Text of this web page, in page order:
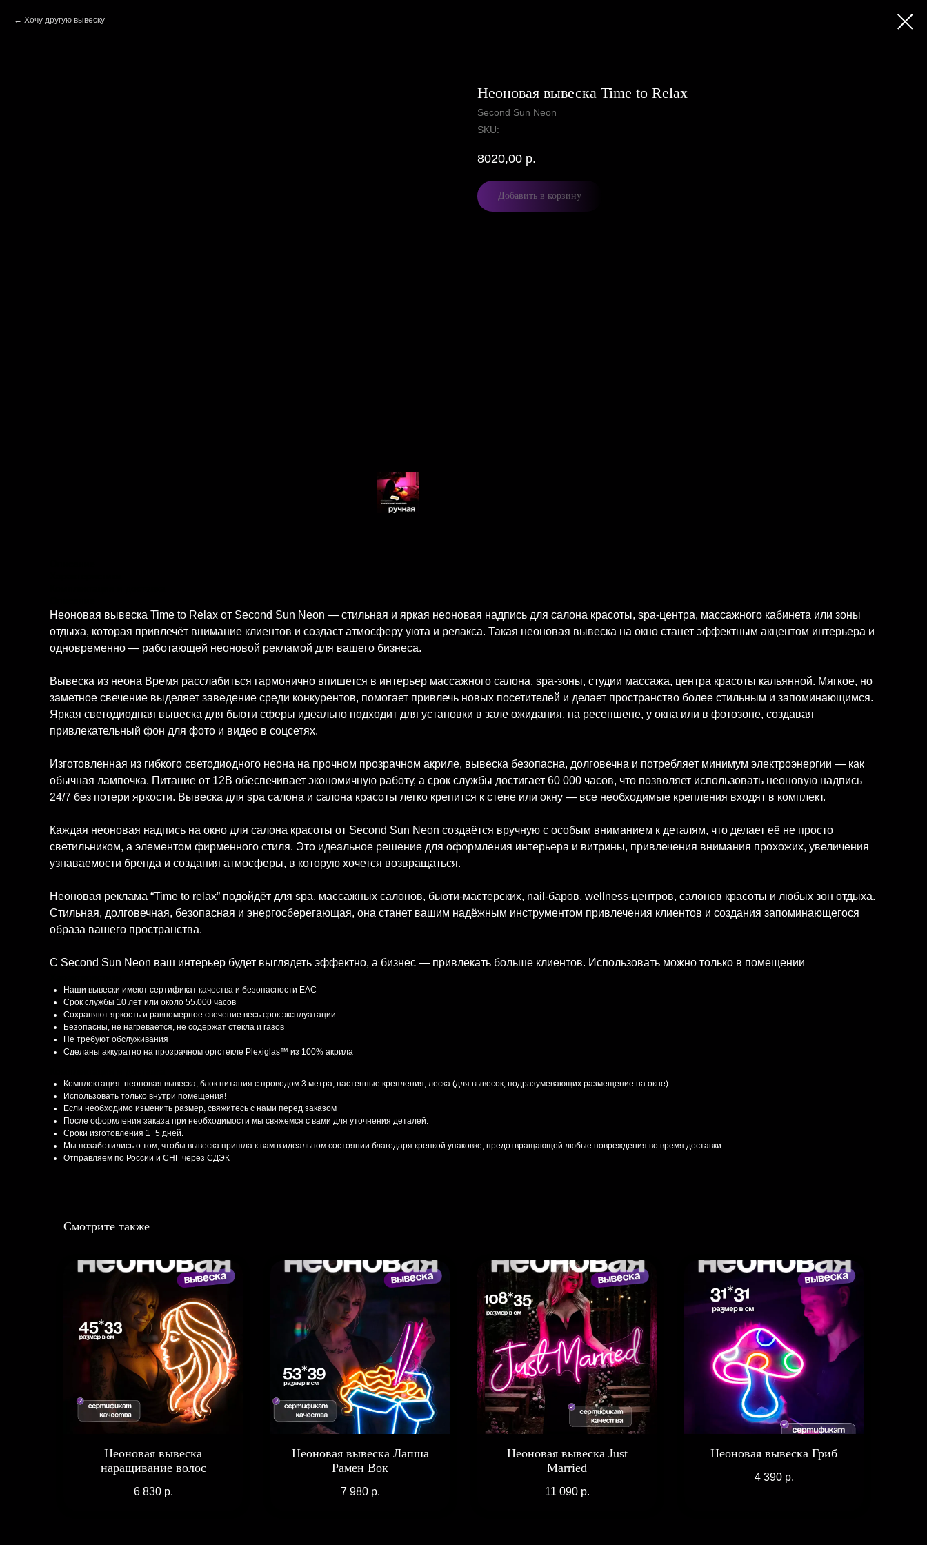
Хочу другую вывеску
Неоновая вывеска Time to Relax
Second Sun Neon
SKU:
8020,00 р.
Добавить в корзину
Неоновая вывеска Time to Relax от Second Sun Neon — стильная и яркая неоновая надпись для салона красоты, spa-центра, массажного кабинета или зоны
отдыха, которая привлечёт внимание клиентов и создаст атмосферу уюта и релакса. Такая неоновая вывеска на окно станет эффектным акцентом интерьера и
одновременно — работающей неоновой рекламой для вашего бизнеса.
Вывеска из неона Время расслабиться гармонично впишется в интерьер массажного салона, spa-зоны, студии массажа, центра красоты кальянной. Мягкое, но
заметное свечение выделяет заведение среди конкурентов, помогает привлечь новых посетителей и делает пространство более стильным и запоминающимся.
Яркая светодиодная вывеска для бьюти сферы идеально подходит для установки в зале ожидания, на ресепшене, у окна или в фотозоне, создавая
привлекательный фон для фото и видео в соцсетях.
Изготовленная из гибкого светодиодного неона на прочном прозрачном акриле, вывеска безопасна, долговечна и потребляет минимум электроэнергии — как
обычная лампочка. Питание от 12В обеспечивает экономичную работу, а срок службы достигает 60 000 часов, что позволяет использовать неоновую надпись
24/7 без потери яркости. Вывеска для spa салона и салона красоты легко крепится к стене или окну — все необходимые крепления входят в комплект.
Каждая неоновая надпись на окно для салона красоты от Second Sun Neon создаётся вручную с особым вниманием к деталям, что делает её не просто
светильником, а элементом фирменного стиля. Это идеальное решение для оформления интерьера и витрины, привлечения внимания прохожих, увеличения
узнаваемости бренда и создания атмосферы, в которую хочется возвращаться.
Неоновая реклама “Time to relax” подойдёт для spa, массажных салонов, бьюти-мастерских, nail-баров, wellness-центров, салонов красоты и любых зон отдыха.
Стильная, долговечная, безопасная и энергосберегающая, она станет вашим надёжным инструментом привлечения клиентов и создания запоминающегося
образа вашего пространства.
С Second Sun Neon ваш интерьер будет выглядеть эффектно, а бизнес — привлекать больше клиентов. Использовать можно только в помещении
Наши вывески имеют сертификат качества и безопасности EAC
Срок службы 10 лет или около 55.000 часов
Сохраняют яркость и равномерное свечение весь срок эксплуатации
Безопасны, не нагревается, не содержат стекла и газов
Не требуют обслуживания
Сделаны аккуратно на прозрачном оргстекле Plexiglas™ из 100% акрила
Комплектация: неоновая вывеска, блок питания с проводом 3 метра, настенные крепления, леска (для вывесок, подразумевающих размещение на окне)
Использовать только внутри помещения!
Если необходимо изменить размер, свяжитесь с нами перед заказом
После оформления заказа при необходимости мы свяжемся с вами для уточнения деталей.
Сроки изготовления 1−5 дней.
Мы позаботились о том, чтобы вывеска пришла к вам в идеальном состоянии благодаря крепкой упаковке, предотвращающей любые повреждения во время доставки.
Отправляем по России и СНГ через СДЭК
Смотрите также
Неоновая вывеска
наращивание волос
6 830 р.
Неоновая вывеска Лапша
Рамен Вок
7 980 р.
Неоновая вывеска Just
Married
11 090 р.
Неоновая вывеска Гриб
4 390 р.